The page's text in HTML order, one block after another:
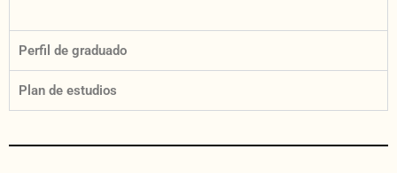
Perfil de graduado
Plan de estudios